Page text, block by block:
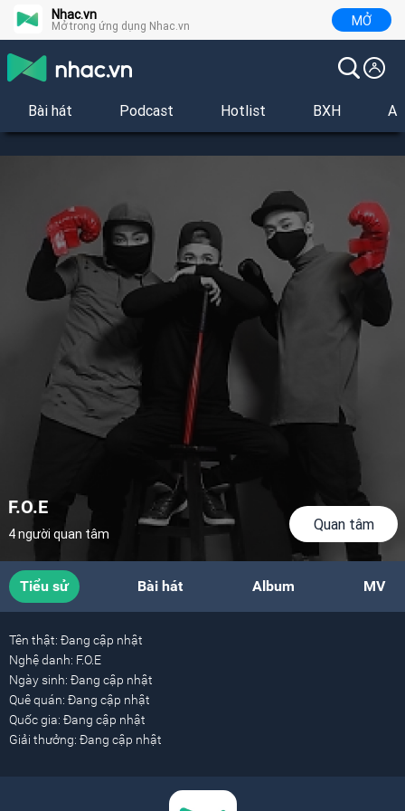
Nhac.vn
Mở trong ứng dụng Nhac.vn MỞ
Bài hát Podcast Hotlist BXH
F.O.E
4 người quan tâm
Quan tâm
Tiểu sử Bài hát Album MV
Tên thật: Đang cập nhật
Nghệ danh: F.O.E
Ngày sinh: Đang cập nhật
Quê quán: Đang cập nhật
Quốc gia: Đang cập nhật
Giải thưởng: Đang cập nhật